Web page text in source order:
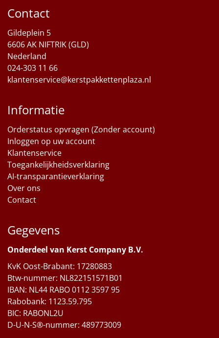
Contact
Gildeplein 5
6606 AK NIFTRIK (GLD)
Nederland
024-303 11 66
klantenservice@kerstpakkettenplaza.nl
Informatie
Orderstatus opvragen (Zonder account)
Inloggen op uw account
Klantenservice
Toegankelijkheidsverklaring
AI-transparantieverklaring
Over ons
Contact
Gegevens
Onderdeel van Kerst Company B.V.
KvK Oost-Brabant: 17280883
Btw-nummer: NL822151571B01
IBAN: NL44 RABO 0112 3597 95
Rabobank: 1123.59.795
BIC: RABONL2U
D-U-N-S®-nummer: 489773009